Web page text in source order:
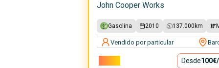
John Cooper Works
Gasolina 2010 137.000 km
Vendido por particular
Desde100€